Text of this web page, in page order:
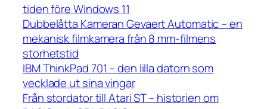
tiden före Windows 11
Dubbelåtta Kameran Gevaert Automatic – en
mekanisk filmkamera från 8 mm-filmens
storhetstid
IBM ThinkPad 701 – den lilla datorn som
vecklade ut sina vingar
Från stordator till Atari ST – historien om